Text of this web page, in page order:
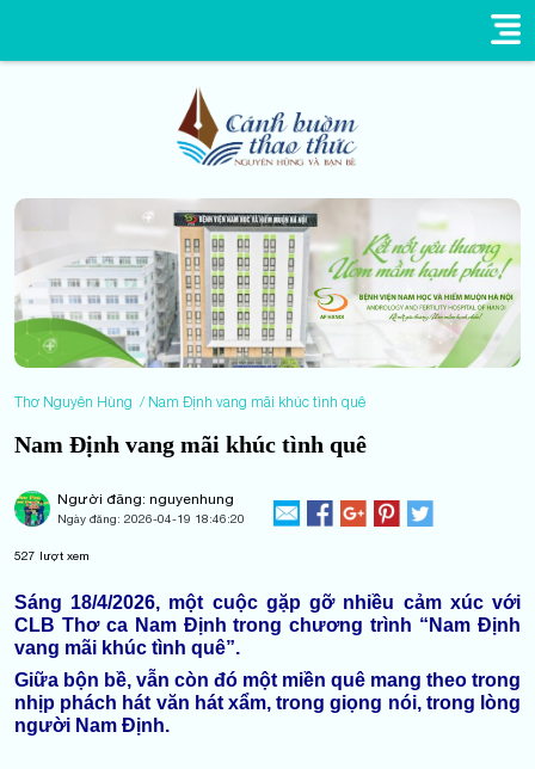
Thơ Nguyên Hùng Nam Định vang mãi khúc tình quê
Nam Định vang mãi khúc tình quê
Người đăng: nguyenhung
Ngày đăng: 2026-04-19 18:46:20
527 lượt xem
Sáng 18/4/2026, một cuộc gặp gỡ nhiều cảm xúc với
CLB Thơ ca Nam Định trong chương trình “Nam Định
vang mãi khúc tình quê”.
Giữa bộn bề, vẫn còn đó một miền quê mang theo trong
nhịp phách hát văn hát xẩm, trong giọng nói, trong lòng
người Nam Định.